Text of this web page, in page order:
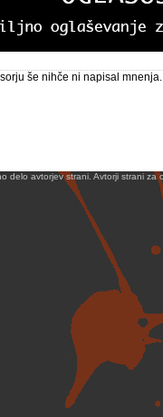
še nihče ni napisal mnenja.
delo avtorjev strani. Avtorji strani